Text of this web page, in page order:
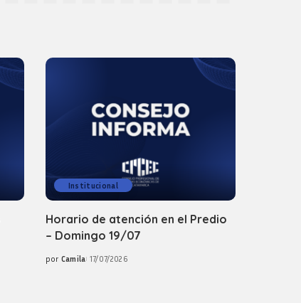
Institucional
Horario de atención en el Predio
– Domingo 19/07
Posted
por Camila 17/07/2026